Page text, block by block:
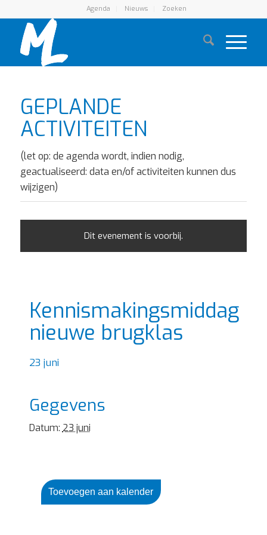
Agenda Nieuws Zoeken
GEPLANDE
ACTIVITEITEN
(let op: de agenda wordt, indien nodig,
geactualiseerd: data en/of activiteiten kunnen dus
wijzigen)
Dit evenement is voorbij.
Kennismakingsmiddag
nieuwe brugklas
23 juni
Gegevens
Datum: 23 juni
Toevoegen aan kalender